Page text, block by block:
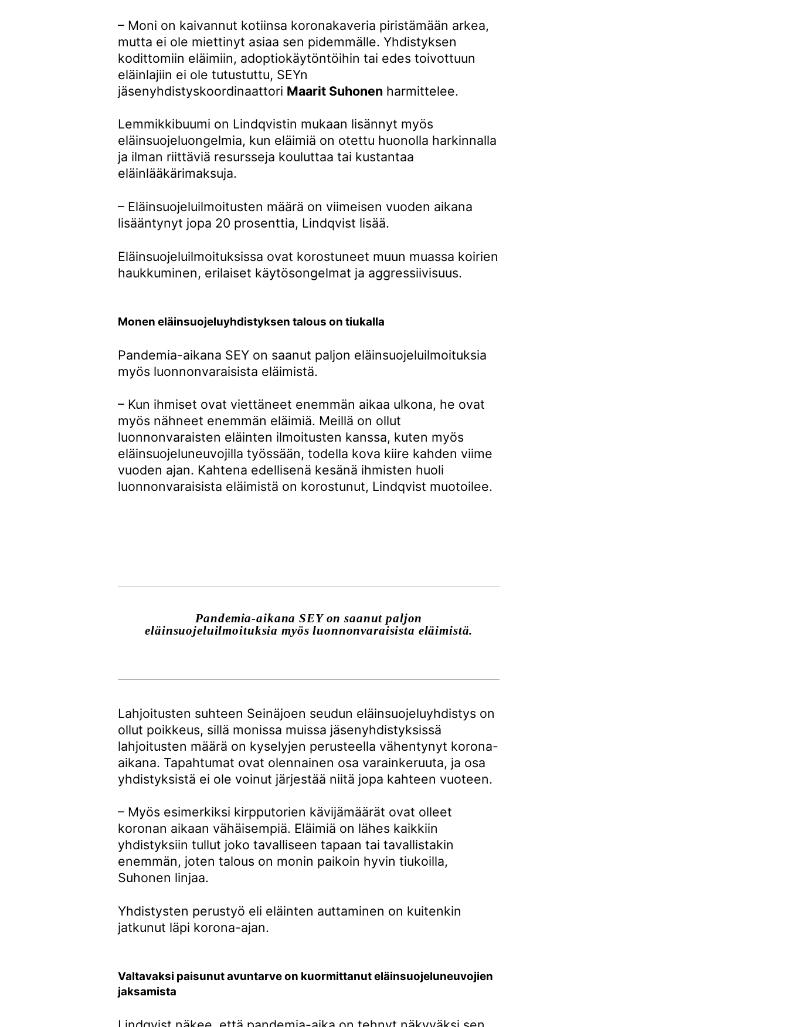
– Moni on kaivannut kotiinsa koronakaveria piristämään arkea,
mutta ei ole miettinyt asiaa sen pidemmälle. Yhdistyksen
kodittomiin eläimiin, adoptiokäytöntöihin tai edes toivottuun
eläinlajiin ei ole tutustuttu, SEYn
jäsenyhdistyskoordinaattori Maarit Suhonen harmittelee.
Lemmikkibuumi on Lindqvistin mukaan lisännyt myös
eläinsuojeluongelmia, kun eläimiä on otettu huonolla harkinnalla
ja ilman riittäviä resursseja kouluttaa tai kustantaa
eläinlääkärimaksuja.
– Eläinsuojeluilmoitusten määrä on viimeisen vuoden aikana
lisääntynyt jopa 20 prosenttia, Lindqvist lisää.
Eläinsuojeluilmoituksissa ovat korostuneet muun muassa koirien
haukkuminen, erilaiset käytösongelmat ja aggressiivisuus.
Monen eläinsuojeluyhdistyksen talous on tiukalla
Pandemia-aikana SEY on saanut paljon eläinsuojeluilmoituksia
myös luonnonvaraisista eläimistä.
– Kun ihmiset ovat viettäneet enemmän aikaa ulkona, he ovat
myös nähneet enemmän eläimiä. Meillä on ollut
luonnonvaraisten eläinten ilmoitusten kanssa, kuten myös
eläinsuojeluneuvojilla työssään, todella kova kiire kahden viime
vuoden ajan. Kahtena edellisenä kesänä ihmisten huoli
luonnonvaraisista eläimistä on korostunut, Lindqvist muotoilee.
Pandemia-aikana SEY on saanut paljon
eläinsuojeluilmoituksia myös luonnonvaraisista eläimistä.
Lahjoitusten suhteen Seinäjoen seudun eläinsuojeluyhdistys on
ollut poikkeus, sillä monissa muissa jäsenyhdistyksissä
lahjoitusten määrä on kyselyjen perusteella vähentynyt korona-
aikana. Tapahtumat ovat olennainen osa varainkeruuta, ja osa
yhdistyksistä ei ole voinut järjestää niitä jopa kahteen vuoteen.
– Myös esimerkiksi kirpputorien kävijämäärät ovat olleet
koronan aikaan vähäisempiä. Eläimiä on lähes kaikkiin
yhdistyksiin tullut joko tavalliseen tapaan tai tavallistakin
enemmän, joten talous on monin paikoin hyvin tiukoilla,
Suhonen linjaa.
Yhdistysten perustyö eli eläinten auttaminen on kuitenkin
jatkunut läpi korona-ajan.
Valtavaksi paisunut avuntarve on kuormittanut eläinsuojeluneuvojien
jaksamista